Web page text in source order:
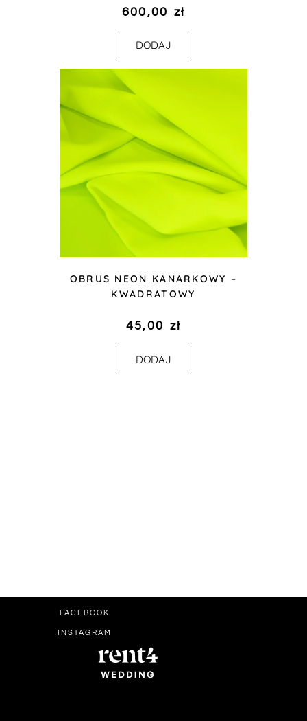
600,00 zł
DODAJ
OBRUS NEON KANARKOWY –
KWADRATOWY
45,00 zł
DODAJ
FACEBOOK
INSTAGRAM